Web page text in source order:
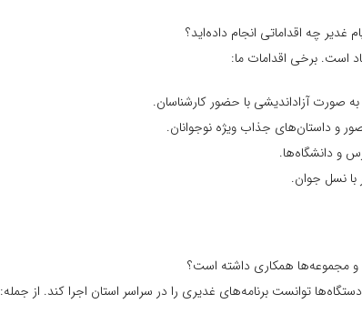
است. برخی اقدامات ما:
صورت آزاداندیشی با حضور کارشناسان.
و داستان‌های جذاب ویژه نوجوانان.
و دانشگاه‌ها.
نسل جوان.
توانست برنامه‌های غدیری را در سراسر استان اجرا کند. از جمله: